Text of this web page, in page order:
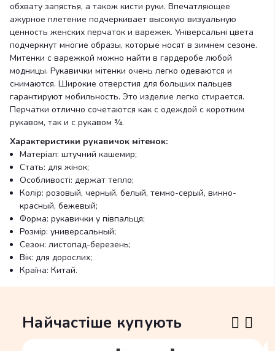
обхвату запястья, а також кисти руки. Впечатляющее
ажурное плетение подчеркивает высокую визуальную
ценность женских перчаток и варежек. Універсальні цвета
подчеркнут многие образы, которые носят в зимнем сезоне.
Митенки с варежкой можно найти в гардеробе любой
модницы. Рукавички мітенки очень легко одеваются и
снимаются. Широкие отверстия для больших пальцев
гарантируют мобильность. Это изделие легко стирается.
Перчатки отлично сочетаются как с одеждой с коротким
рукавом, так и с рукавом ¾.
Характеристики рукавичок мітенок:
Матеріал: штучний кашемир;
Стать: для жінок;
Особливості: держат тепло;
Колір: розовый, черный, белый, темно-серый, винно-
красный, бежевый;
Форма: рукавички у півпальця;
Розмір: универсальный;
Сезон: листопад-березень;
Вік: для дорослих;
Країна: Китай.
Найчастіше купують